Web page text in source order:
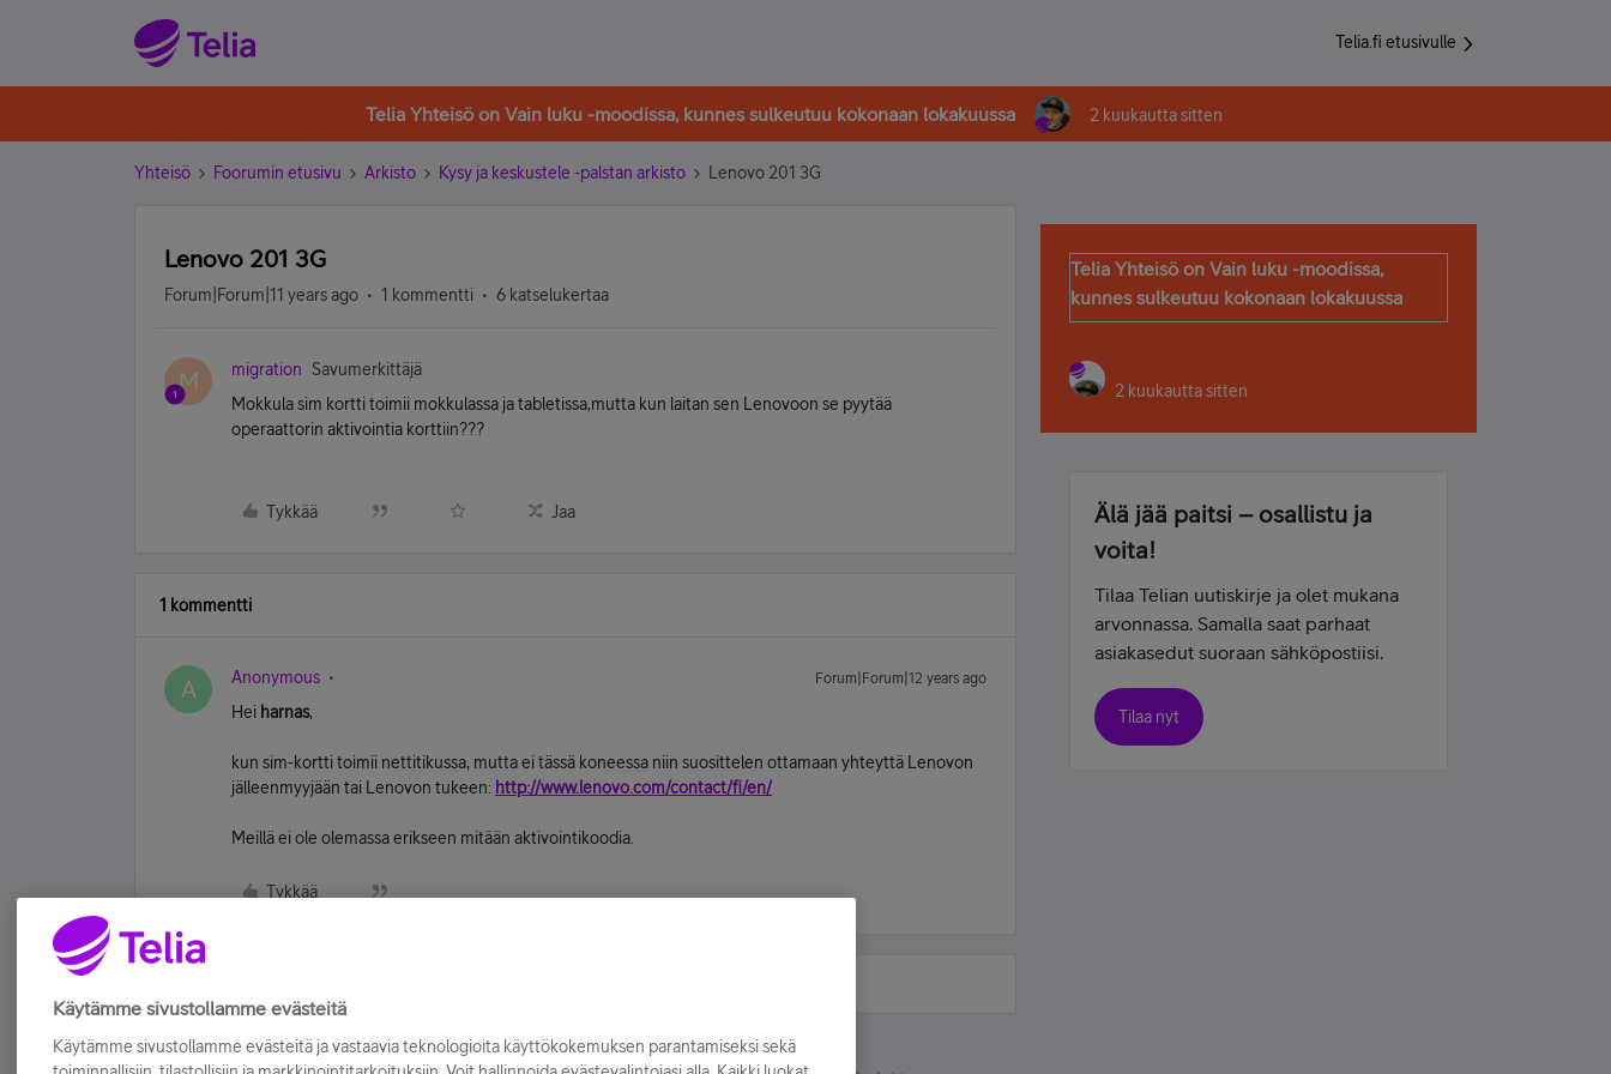
Telia.fi etusivulle
Telia Yhteisö on Vain luku -moodissa, kunnes sulkeutuu kokonaan lokakuussa 2 kuukautta sitten
Yhteisö Foorumin etusivu Arkisto Kysy ja keskustele -palstan arkisto Lenovo 201 3G
Lenovo 201 3G
Forum|Forum|11 years ago 1 kommentti 6 katselukertaa
M migration
Savumerkittäjä
Mokkula sim kortti toimii mokkulassa ja tabletissa,mutta kun laitan sen Lenovoon se pyytää
operaattorin aktivointia korttiin???
Tykkää Jaa
1 kommentti
A Anonymous Forum|Forum|12 years ago
Hei harnas,
kun sim-kortti toimii nettitikussa, mutta ei tässä koneessa niin suosittelen ottamaan yhteyttä Lenovon
jälleenmyyjään tai Lenovon tukeen: http://www.lenovo.com/contact/fi/en/
Meillä ei ole olemassa erikseen mitään aktivointikoodia.
Tykkää
Telia Yhteisö on Vain luku -moodissa,
kunnes sulkeutuu kokonaan lokakuussa
2 kuukautta sitten
Älä jää paitsi – osallistu ja
voita!
Tilaa Telian uutiskirje ja olet mukana
arvonnassa. Samalla saat parhaat
asiakasedut suoraan sähköpostiisi.
Tilaa nyt
Käytämme sivustollamme evästeitä
Käytämme sivustollamme evästeitä ja vastaavia teknologioita käyttökokemuksen parantamiseksi sekä